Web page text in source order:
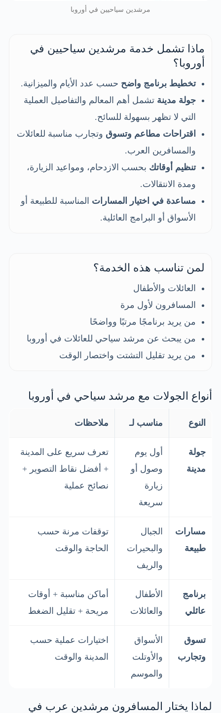
مرشدين سياحيين في أوروبا
ماذا تشمل خدمة مرشدين سياحيين في
أوروبا؟
تخطيط برنامج واضح حسب عدد الأيام والميزانية.
جولة مدينة تشمل أهم المعالم والتفاصيل العملية
التي لا تظهر بسهولة للسائح.
اقتراحات مطاعم وتسوق وتجارب مناسبة للعائلات
والمسافرين العرب.
تنظيم أوقاتك بحسب الازدحام، ومواعيد الزيارة،
ومدة الانتقالات.
مساعدة في اختيار المسارات المناسبة للطبيعة أو
الأسواق أو البرامج العائلية.
لمن تناسب هذه الخدمة؟
العائلات والأطفال
المسافرون لأول مرة
من يريد برنامجًا مرتبًا وواضحًا
من يبحث عن مرشد سياحي للعائلات في أوروبا
من يريد تقليل التشتت واختصار الوقت
أنواع الجولات مع مرشد سياحي في أوروبا
النوع مناسب لـ ملاحظات
جولة
مدينة
أول يوم
وصول أو
زيارة
سريعة
تعرف سريع على المدينة
+ أفضل نقاط التصوير +
نصائح عملية
مسارات
طبيعة
الجبال
والبحيرات
والريف
توقفات مرنة حسب
الحاجة والوقت
برنامج
عائلي
الأطفال
والعائلات
أماكن مناسبة + أوقات
مريحة + تقليل الضغط
تسوق
وتجارب
الأسواق
والأوتلت
والموسم
اختيارات عملية حسب
المدينة والوقت
لماذا يختار المسافرون مرشدين عرب في